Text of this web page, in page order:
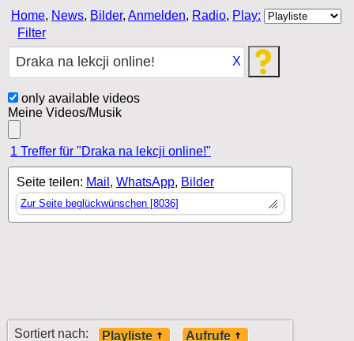
Home, News, Bilder, Anmelden, Radio, Play:
Filter
X
only available videos
Meine Videos/Musik
1 Treffer für "Draka na lekcji online!"
Seite teilen: Mail , WhatsApp, Bilder
Zur Seite beglückwünschen [8036]
Sortiert nach: Playliste
Aufrufe